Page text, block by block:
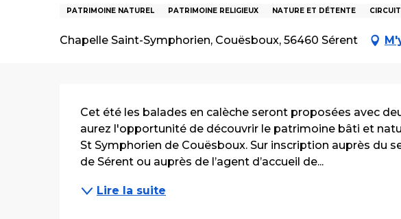
PATRIMOINE NATUREL PATRIMOINE RELIGIEUX NATURE ET DÉTENTE
Chapelle Saint-Symphorien, Couësboux, 56460 Sérent
Description
Cet été les balades en calèche seront proposées avec
aurez l'opportunité de découvrir le patrimoine bâti et
St Symphorien de Couësboux. Sur inscription auprès du
de Sérent ou auprès de l’agent d’accueil de...
Lire la suite